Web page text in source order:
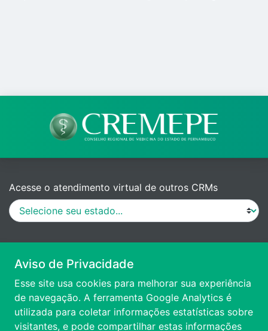
Aviso de Privacidade
Esse site usa cookies para melhorar sua experiência
de navegação. A ferramenta Google Analytics é
utilizada para coletar informações estatísticas sobre
visitantes, e pode compartilhar estas informações
Acesse o atendimento virtual de outros CRMs
VÍDEO DE APRESENTAÇÃO